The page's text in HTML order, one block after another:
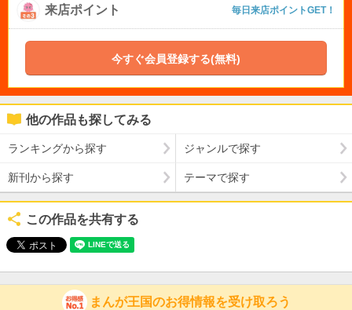
来店ポイント 毎日来店ポイントGET！
今すぐ会員登録する(無料)
他の作品も探してみる
ランキングから探す ジャンルで探す
新刊から探す テーマで探す
この作品を共有する
まんが王国のお得情報を受け取ろう